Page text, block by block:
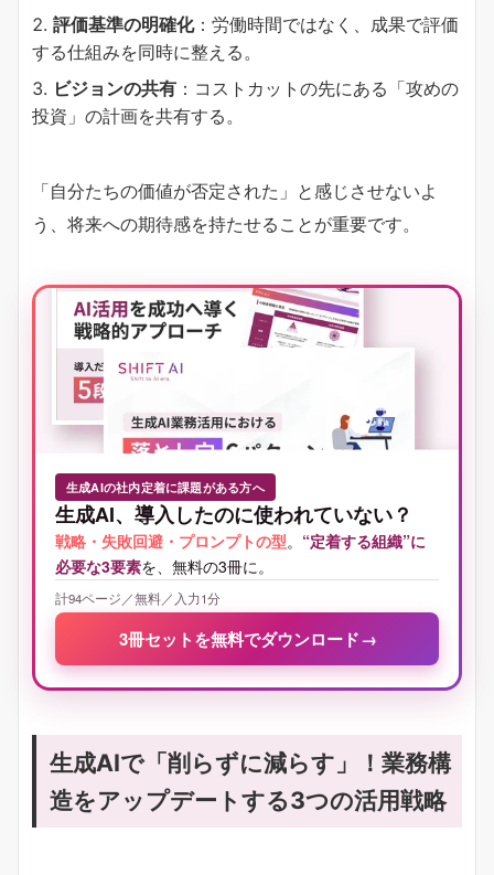
評価基準の明確化：労働時間ではなく、成果で評価
する仕組みを同時に整える。
ビジョンの共有 ：コストカットの先にある「攻めの
投資」の計画を共有する。
「自分たちの価値が否定された」と感じさせないよ
う、将来への期待感を持たせることが重要です。
生成AIの社内定着に課題がある方へ
生成AI、導入したのに使われていない？
戦略・失敗回避・プロンプトの型。 “定着する組織”に
必要な3要素を、無料の3冊に。
計94ページ／無料／入力1分
3冊セットを無料でダウンロード →
生成AIで「削らずに減らす」！業務構
造をアップデートする3つの活用戦略